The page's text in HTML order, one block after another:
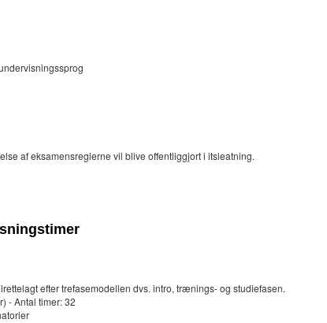
af eksamensreglerne vil blive offentliggjort i itsleatning.
efter trefasemodellen dvs. intro, trænings- og studiefasen.
- Antal timer: 32